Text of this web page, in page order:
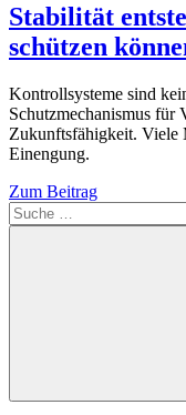
Stabilität
schützen
Kontrollsysteme sind
Schutzmechanismus für
Zukunftsfähigkeit. Viele
Einengung.
Zum Beitrag